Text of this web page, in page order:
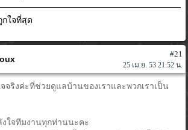
กใจที่สุด
#21
25 เม.ย. 53 21:52 น.
ริงค่ะที่ช่วยดูแลบ้านของเราและพวกเราเป็น
ใจทีมงานทุกท่านนะคะ